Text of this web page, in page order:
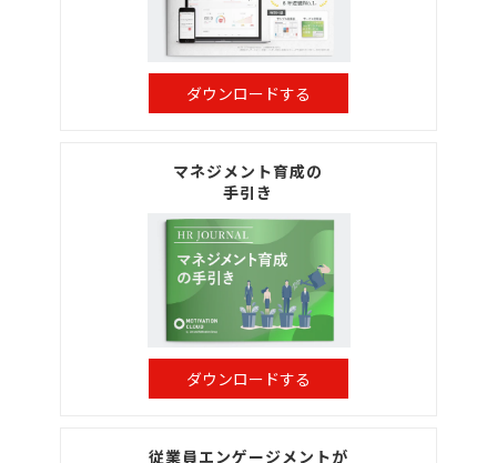
ダウンロードする
マネジメント育成の
手引き
ダウンロードする
従業員エンゲージメントが